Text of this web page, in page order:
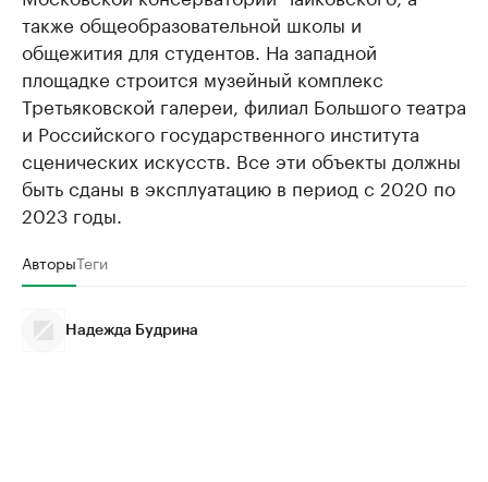
также общеобразовательной школы и
общежития для студентов. На западной
площадке строится музейный комплекс
Третьяковской галереи, филиал Большого театра
и Российского государственного института
сценических искусств. Все эти объекты должны
быть сданы в эксплуатацию в период с 2020 по
2023 годы.
АвторыТеги
Надежда Будрина